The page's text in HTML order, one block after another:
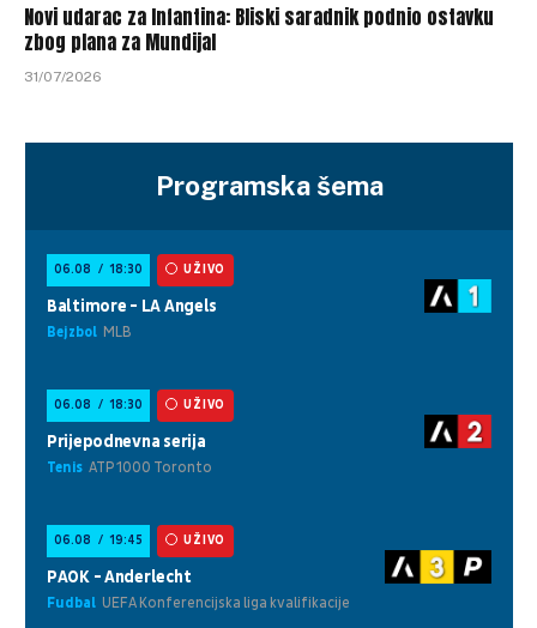
Novi udarac za Infantina: Bliski saradnik podnio ostavku
zbog plana za Mundijal
31/07/2026
Programska šema